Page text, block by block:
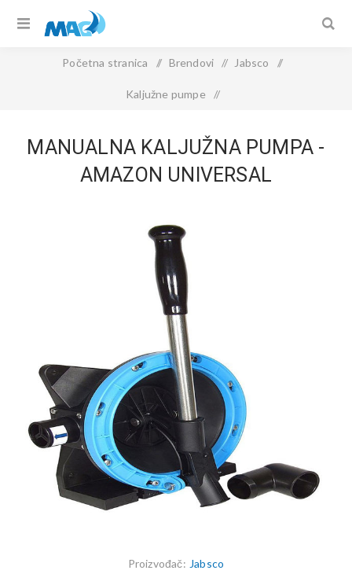
Početna stranica / Brendovi / Jabsco /
Kaljužne pumpe /
MANUALNA KALJUŽNA PUMPA -
AMAZON UNIVERSAL
Proizvođač: Jabsco